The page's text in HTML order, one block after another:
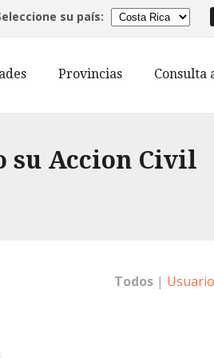
su país:
Provincias Consulta
su Accion Civil
Todos|